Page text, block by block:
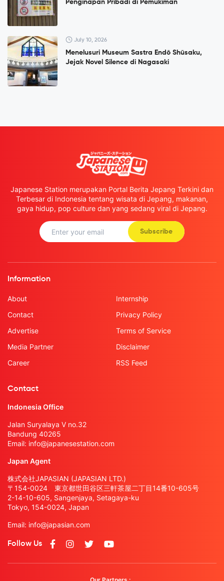
Penginapan Pribadi di Pemukiman
July 10, 2026
Menelusuri Museum Sastra Endō Shūsaku,
Jejak Novel Silence di Nagasaki
Japanese Station merupakan Portal Berita Jepang Terkini dan
Terbesar di Indonesia tentang wisata di Jepang, makanan,
gaya hidup, pop culture dan yang sedang viral di Jepang.
Subscribe
Information
About
Contact
Advertise
Media Partner
Career
Internship
Privacy Policy
Terms of Service
Disclaimer
RSS Feed
Contact
Indonesia Office
Jalan Suryalaya V no.32
Bandung 40265
Email: info@japanesestation.com
Japan Agent
株式会社JAPASIAN (JAPASIAN LTD.)
〒154-0024 東京都世田谷区三軒茶屋二丁目14番10-605号
2-14-10-605, Sangenjaya, Setagaya-ku
Tokyo, 154-0024, Japan
Email: info@japasian.com
Follow Us